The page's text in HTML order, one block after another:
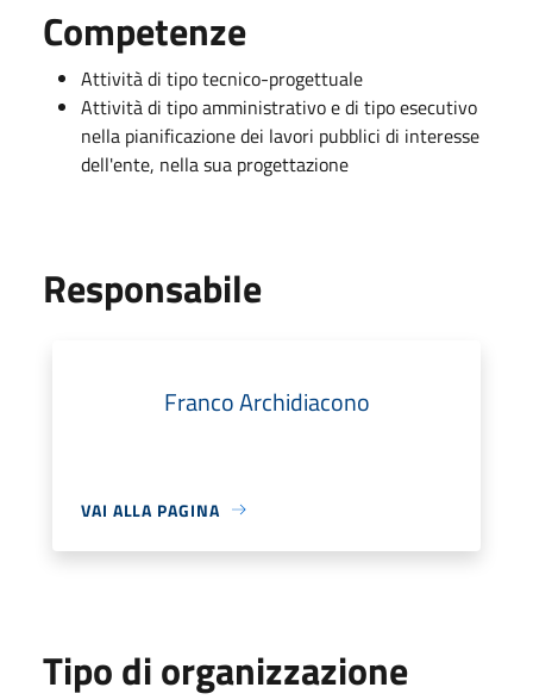
Competenze
Attività di tipo tecnico-progettuale
Attività di tipo amministrativo e di tipo esecutivo
nella pianificazione dei lavori pubblici di interesse
dell'ente, nella sua progettazione
Responsabile
Franco Archidiacono
VAI ALLA PAGINA
Tipo di organizzazione